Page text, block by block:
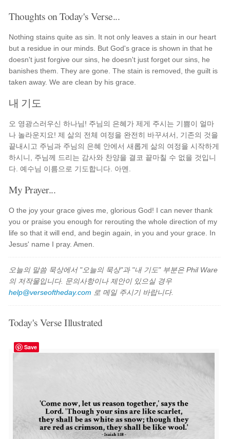
Thoughts on Today's Verse...
Nothing stains quite as sin. It not only leaves a stain in our heart
but a residue in our minds. But God's grace is shown in that he
doesn't just forgive our sins, he doesn't just forget our sins, he
banishes them. They are gone. The stain is removed, the guilt is
taken away. We are clean by his grace.
내 기도
오 영광스러우신 하나님! 주님의 은혜가 제게 주시는 기쁨이 얼마
나 놀라운지요! 제 삶의 전체 여정을 완전히 바꾸셔서, 기존의 것을
끝내시고 주님과 주님의 은혜 안에서 새롭게 삶의 여정을 시작하게
하시니, 주님께 드리는 감사와 찬양을 결코 끝마칠 수 없을 것입니
다. 예수님 이름으로 기도합니다. 아멘.
My Prayer...
O the joy your grace gives me, glorious God! I can never thank
you or praise you enough for rerouting the whole direction of my
life so that it will end, and begin again, in you and your grace. In
Jesus' name I pray. Amen.
오늘의 말씀 묵상에서 "오늘의 묵상"과 "내 기도" 부분은 Phil Ware
의 저작물입니다. 문의사항이나 제안이 있으실 경우
help@verseoftheday.com 로 메일 주시기 바랍니다.
Today's Verse Illustrated
Save